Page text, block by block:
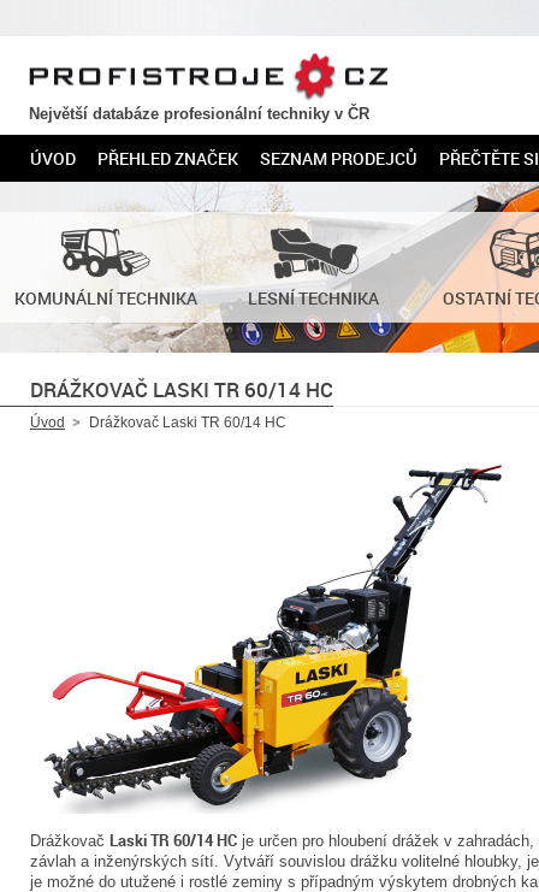
PROFISTROJE.CZ
Největší databáze profesionální techniky v ČR
ÚVOD PŘEHLED ZNAČEK SEZNAM PRODEJCŮ PŘEČTĚTE SI
KOMUNÁLNÍ TECHNIKA LESNÍ TECHNIKA OSTATNÍ
DRÁŽKOVAČ LASKI TR 60/14 HC
Úvod Drážkovač Laski TR 60/14 HC
Drážkovač Laski TR 60/14 HC je určen pro hloubení drážek v
závlah a inženýrských sítí. Vytváří souvislou drážku volitelné hloubky,
je možné do utužené i rostlé zeminy s případným výskytem drobných